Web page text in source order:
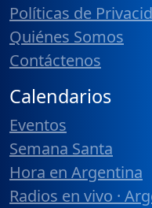
Políticas de
Quiénes Somos
Contáctenos
Calendarios
Eventos
Semana Santa
Hora en Argentina
Radios en vivo ·